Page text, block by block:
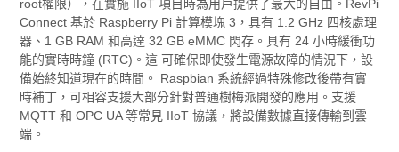
root權限），在實施 IIoT 項目時為用戶提供了最大的自由。RevPi
Connect 基於 Raspberry Pi 計算模塊 3，具有 1.2 GHz 四核處理
器、1 GB RAM 和高達 32 GB eMMC 閃存。具有 24 小時緩衝功
能的實時時鐘 (RTC)。這 可確保即使發生電源故障的情況下，設
備始終知道現在的時間。 Raspbian 系統經過特殊修改後帶有實
時補丁，可相容支援大部分針對普通樹梅派開發的應用。支援
MQTT 和 OPC UA 等常見 IIoT 協議，將設備數據直接傳輸到雲
端。